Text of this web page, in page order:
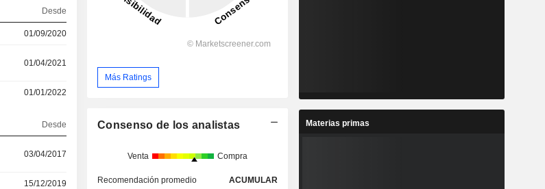
Desde
01/09/2020
01/04/2021
01/01/2022
Desde
03/04/2017
15/12/2019
Más Ratings
Consenso de los analistas
Venta Compra
Recomendación promedio ACUMULAR
Materias primas